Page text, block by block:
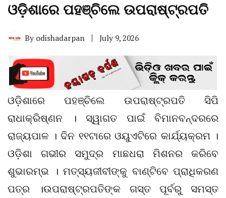
ଓଡ଼ିଶାରେ ପହଞ୍ଚିଲେ ଉପରାଷ୍ଟ୍ରପତି
By odishadarpan July 9, 2026
ଓଡ଼ିଶାରେ ପହଞ୍ଚିଲେ ଉପରାଷ୍ଟ୍ରପତି ସିପି
ରାଧାକ୍ରିଷ୍ଣନ । ସ୍ୱାଗତ ପାଇଁ ବିମାନବନ୍ଦରରେ
ରାଜ୍ୟପାଳ । ଦିନ ୧୧ଟାରେ ଓୟୁଏଟିରେ କାର୍ଯ୍ୟକ୍ରମ ।
ଓଡ଼ିଶା ଗଭୀର ସମୁଦ୍ର ମାଛଧରା ମିଶନର କରିବେ
ଶୁଭାରମ୍ଭ । ମତ୍ସ୍ୟଜୀବୀଙ୍କୁ ବାଣ୍ଟିବେ ପ୍ରାଧିକରଣ
ପତ୍ର ।ଉପରାଷ୍ଟ୍ରପତିଙ୍କ ଗସ୍ତ ପୂର୍ବରୁ ସମସ୍ତ